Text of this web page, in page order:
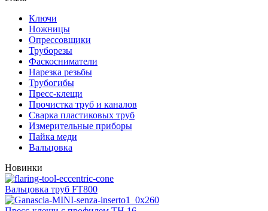
Ключи
Ножницы
Опрессовщики
Труборезы
Фаскосниматели
Нарезка резьбы
Трубогибы
Пресс-клещи
Прочистка труб и каналов
Сварка пластиковых труб
Измерительные приборы
Пайка меди
Вальцовка
Новинки
Вальцовка труб FT800